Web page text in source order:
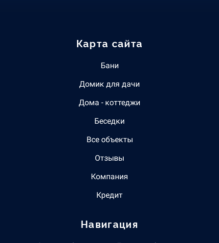
Карта сайта
Бани
Домик для дачи
Дома - коттеджи
Беседки
Все объекты
Отзывы
Компания
Кредит
Навигация